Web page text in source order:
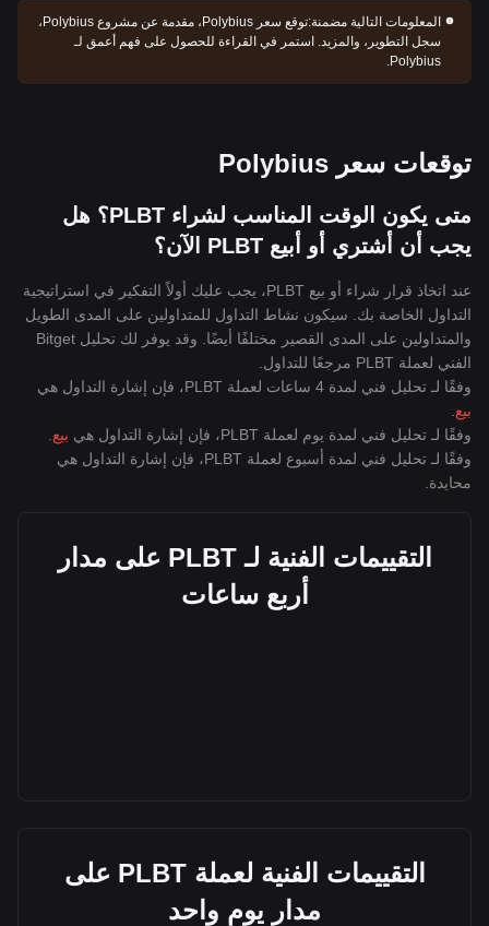
المعلومات التالية مضمنة:
توقع سعر Polybius، مقدمة عن مشروع Polybius،
سجل التطوير، والمزيد. استمر في القراءة للحصول على فهم أعمق لـ
Polybius.
توقعات سعر Polybius
متى يكون الوقت المناسب لشراء PLBT؟ هل
يجب أن أشتري أو أبيع PLBT الآن؟
عند اتخاذ قرار شراء أو بيع PLBT، يجب عليك أولاً التفكير في استراتيجية
التداول الخاصة بك. سيكون نشاط التداول للمتداولين على المدى الطويل
والمتداولين على المدى القصير مختلفًا أيضًا. وقد يوفر لك تحليل Bitget
الفني لعملة PLBT مرجعًا للتداول.
وفقًا لـ تحليل فني لمدة 4 ساعات لعملة PLBT، فإن إشارة التداول هي
بيع
وفقًا لـ تحليل فني لمدة يوم لعملة PLBT، فإن إشارة التداول هي
بيع
وفقًا لـ تحليل فني لمدة أسبوع لعملة PLBT، فإن إشارة التداول هي
محايدة
التقييمات الفنية لـ PLBT على مدار
أربع ساعات
التقييمات الفنية لعملة PLBT على
مدار يوم واحد